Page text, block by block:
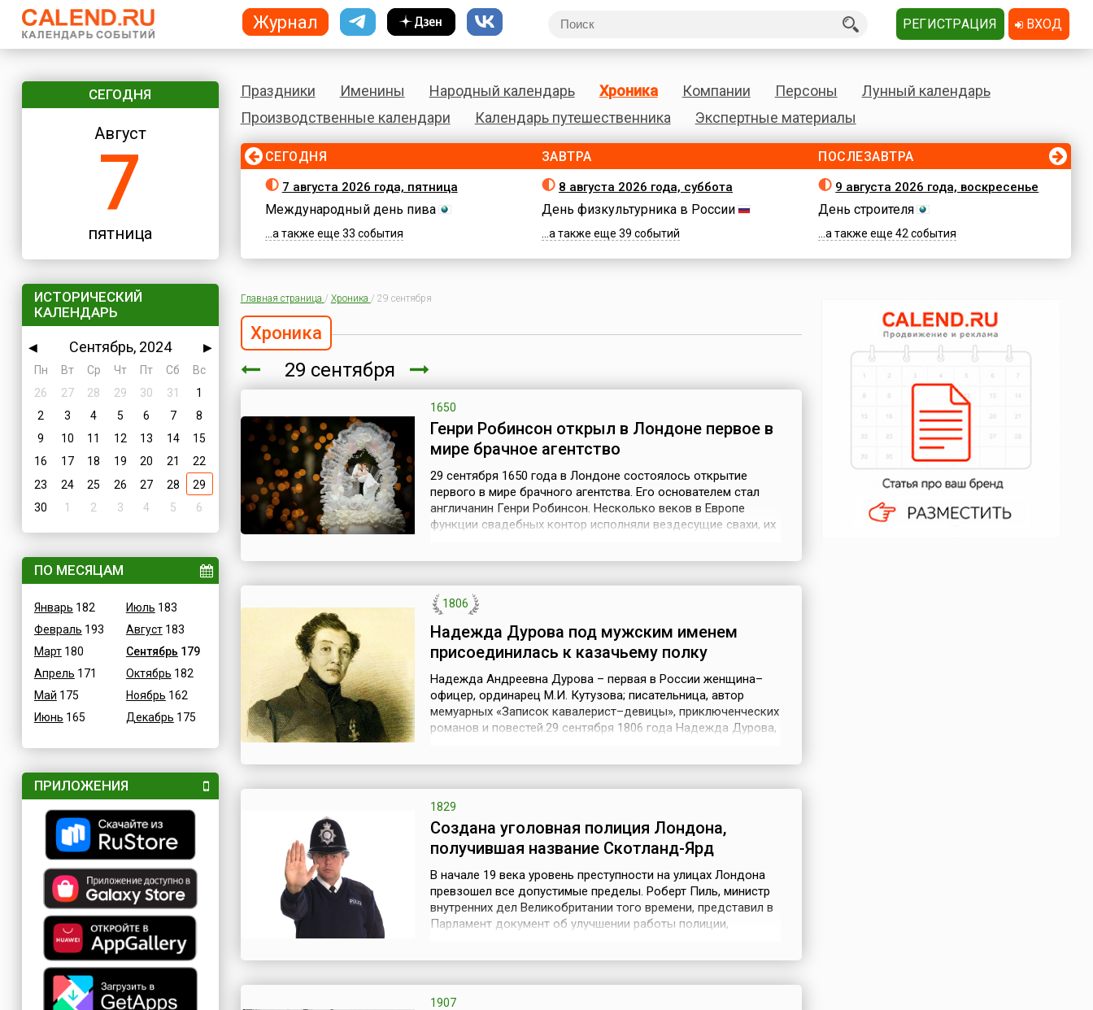
СЕГОДНЯ
Август
7
пятница
ИСТОРИЧЕСКИЙ
КАЛЕНДАРЬ
◀ Сентябрь, 2024
▶
Пн
Вт Ср Чт Пт Сб
Вс
26
27 28 29 30 31
1
2
3 4 5 6 7
8
9
10 11 12 13 14
15
16
17 18 19 20 21
22
23
24 25 26 27 28
29
30
1 2 3 4 5 6
ПО МЕСЯЦАМ
Январь 182
Февраль 193
Март180
Апрель 171
Май 175
Июнь 165
Июль 183
Август183
Сентябрь 179
Октябрь 182
Ноябрь 162
Декабрь 175
ПРИЛОЖЕНИЯ
Праздники Именины Народный календарь Хроника Компании Персоны
Лунный календарь
Производственные календари
Календарь путешественника Экспертные материалы
СЕГОДНЯ
7 августа 2026 года, пятница
Международный день пива
...а также еще 33 события
ЗАВТРА
8 августа 2026 года, суббота
День физкультурника в России
...а также еще 39 событий
ПОСЛЕЗАВТРА
9 августа 2026 года, воскресенье
День строителя
...а также еще 42 события
Главная страница / Хроника / 29 сентября
Хроника
29 сентября
1650
Генри Робинсон открыл в Лондоне первое в
мире брачное агентство
29 сентября 1650 года в Лондоне состоялось открытие
первого в мире брачного агентства. Его основателем стал
англичанин Генри Робинсон. Несколько веков в Европе
функции свадебных контор исполняли вездесущие свахи, их
сколько координаторами с...
1806
Надежда Дурова под мужским именем
присоединилась к казачьему полку
Надежда Андреевна Дурова – первая в России женщина–
офицер, ординарец М.И. Кутузова; писательница, автор
мемуарных «Записок кавалерист–девицы», приключенческих
романов и повестей.29 сентября 1806 года Надежда Дурова,
присоединилась к ...
1829
Создана уголовная полиция Лондона,
получившая название Скотланд-Ярд
В начале 19 века уровень преступности на улицах Лондона
превзошел все допустимые пределы. Роберт Пиль, министр
внутренних дел Великобритании того времени, представил в
Парламент документ об улучшении работы полиции,
сэром Робертом Пилем ...
1907
Журнал РЕГИСТРАЦИЯ ВХОД